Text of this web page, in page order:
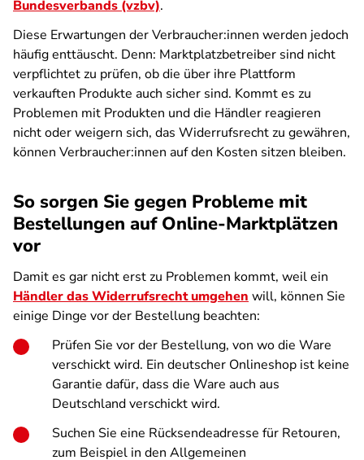
Bundesverbands (vzbv).
Diese Erwartungen der Verbraucher:innen werden jedoch
häufig enttäuscht. Denn: Marktplatzbetreiber sind nicht
verpflichtet zu prüfen, ob die über ihre Plattform
verkauften Produkte auch sicher sind. Kommt es zu
Problemen mit Produkten und die Händler reagieren
nicht oder weigern sich, das Widerrufsrecht zu gewähren,
können Verbraucher:innen auf den Kosten sitzen bleiben.
So sorgen Sie gegen Probleme mit
Bestellungen auf Online-Marktplätzen
vor
Damit es gar nicht erst zu Problemen kommt, weil ein
Händler das Widerrufsrecht umgehen will, können Sie
einige Dinge vor der Bestellung beachten:
Prüfen Sie vor der Bestellung, von wo die Ware
verschickt wird. Ein deutscher Onlineshop ist keine
Garantie dafür, dass die Ware auch aus
Deutschland verschickt wird.
Suchen Sie eine Rücksendeadresse für Retouren,
zum Beispiel in den Allgemeinen